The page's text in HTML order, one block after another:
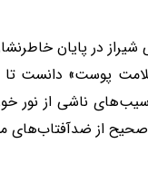
در پایان
پوست» دانست تا
ناشی از نور
صحیح از